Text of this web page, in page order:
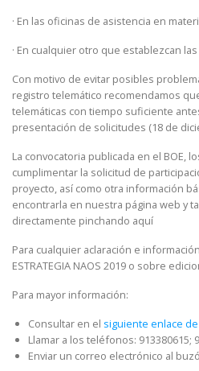
· En las oficinas de asistencia en
· En cualquier otro que establezcan
Con motivo de evitar posibles
registro telemático recomendamos
telemáticas con tiempo suficiente
presentación de solicitudes (18 de
La convocatoria publicada en el BOE,
cumplimentar la solicitud de
proyecto, así como otra información
encontrarla en nuestra página web y
directamente pinchando aquí
Para cualquier aclaración e
ESTRATEGIA NAOS 2019 o sobre
Para mayor información:
Consultar en el siguiente enlace de
Llamar a los teléfonos: 913380615;
Enviar un correo electrónico al